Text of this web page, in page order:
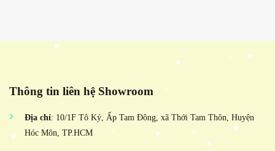
Thông tin liên hệ Showroom
Địa chỉ: 10/1F Tô Ký, Ấp Tam Đông, xã Thới Tam Thôn, Huyện
Hóc Môn, TP.HCM